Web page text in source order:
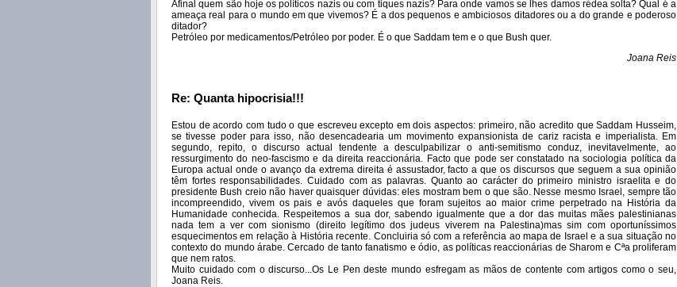
Afinal quem são hoje os políticos nazis ou com tiques nazis? Para onde vamos se lhes damos rédea solta? Qual é a
ameaça real para o mundo em que vivemos? É a dos pequenos e ambiciosos ditadores ou a do grande e poderoso
ditador?
Petróleo por medicamentos/Petróleo por poder. É o que Saddam tem e o que Bush quer.
Joana Reis
Re: Quanta hipocrisia!!!
Estou de acordo com tudo o que escreveu excepto em dois aspectos: primeiro, não acredito que Saddam Husseim,
se tivesse poder para isso, não desencadearia um movimento expansionista de cariz racista e imperialista. Em
segundo, repito, o discurso actual tendente a desculpabilizar o anti-semitismo conduz, inevitavelmente, ao
ressurgimento do neo-fascismo e da direita reaccionária. Facto que pode ser constatado na sociologia política da
Europa actual onde o avanço da extrema direita é assustador, facto a que os discursos que seguem a sua opinião
têm fortes responsabilidades. Cuidado com as palavras. Quanto ao carácter do primeiro ministro israelita e do
presidente Bush creio não haver quaisquer dúvidas: eles mostram bem o que são. Nesse mesmo Israel, sempre tão
incompreendido, vivem os pais e avós daqueles que foram sujeitos ao maior crime perpetrado na História da
Humanidade conhecida. Respeitemos a sua dor, sabendo igualmente que a dor das muitas mães palestinianas
nada tem a ver com sionismo (direito legítimo dos judeus viverem na Palestina)mas sim com oportuníssimos
esquecimentos em relação à História recente. Concluiria só com a referência ao mapa de Israel e a sua situação no
contexto do mundo árabe. Cercado de tanto fanatismo e ódio, as políticas reaccionárias de Sharom e Cªa proliferam
que nem ratos.
Muito cuidado com o discurso...Os Le Pen deste mundo esfregam as mãos de contente com artigos como o seu,
Joana Reis.